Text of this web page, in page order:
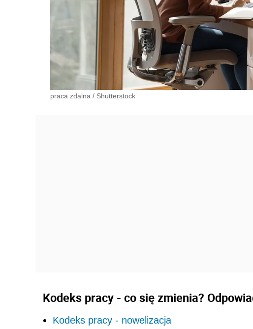
praca zdalna / Shutterstock
Kodeks pracy - co się zmienia?
Kodeks pracy - nowelizacja